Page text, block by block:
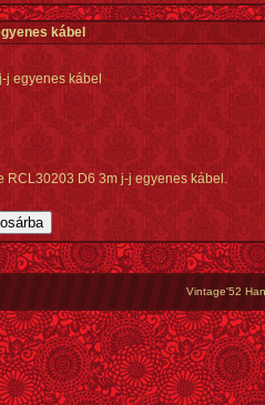
kábel
j egyenes kábel
RCL30203 D6 3m j-j egyenes kábel.
Vintage'52